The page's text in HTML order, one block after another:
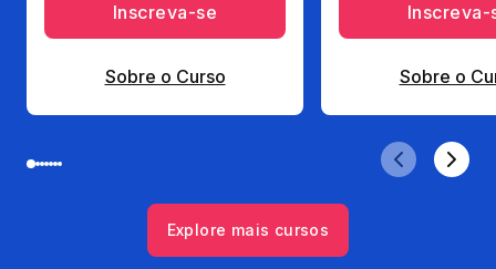
Inscreva-se
Sobre o Curso
Inscreva-
Sobre o
Explore mais cursos